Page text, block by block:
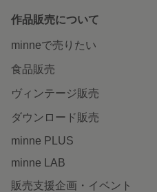
作品販売について
minneで売りたい
食品販売
ヴィンテージ販売
ダウンロード販売
minne PLUS
minne LAB
販売支援企画・イベント